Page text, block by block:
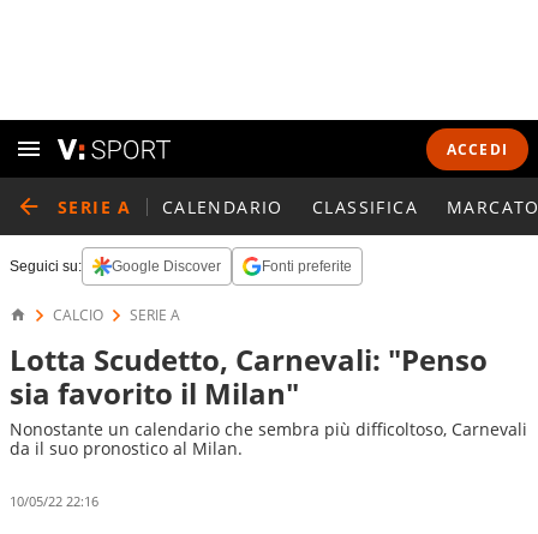
ACCEDI
SERIE A CALENDARIO CLASSIFICA
Seguici su: Google Discover Fonti preferite
CALCIO SERIE A
Lotta Scudetto, Carnevali: "Penso
sia favorito il Milan"
Nonostante un calendario che sembra più difficoltoso, Carnevali
da il suo pronostico al Milan.
10/05/22 22:16